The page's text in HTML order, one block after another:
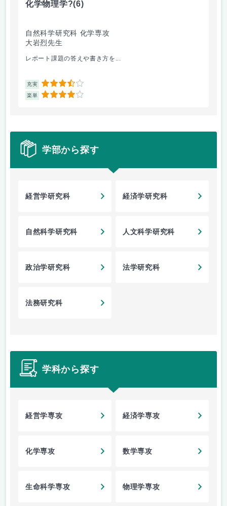
化学物理学?(6)
自然科学研究科 化学専攻
大岩烈先生
レポート課題の答えや書き方を...
充実 3.5
楽単 4
学部から探す
経営学研究科 経済学研究科
自然科学研究科 人文科学研究科
政治学研究科 法学研究科
法務研究科
学科から探す
経営学専攻 経済学専攻
化学専攻 数学専攻
生命科学専攻 物理学専攻